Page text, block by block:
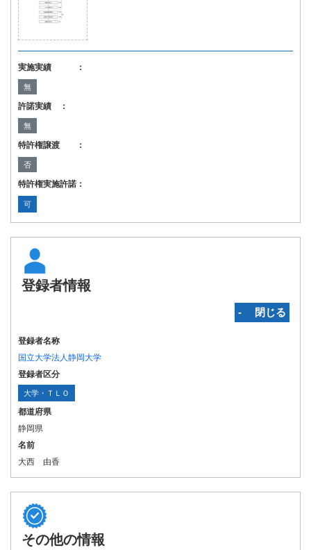
実施実績 ：
無
許諾実績 ：
無
特許権譲渡 ：
否
特許権実施許諾：
可
登録者情報
‐ 閉じる
登録者名称
国立大学法人静岡大学
登録者区分
大学・ＴＬＯ
都道府県
静岡県
名前
大西 由香
その他の情報